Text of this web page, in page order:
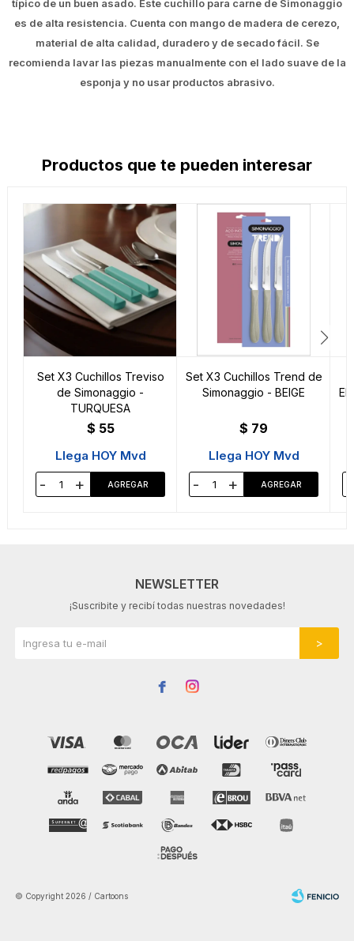
típico de un buen asado. Este cuchillo para carne de Simonaggio
es de alta resistencia. Cuenta con mango de madera de cerezo,
material de alta calidad, duradero y de secado fácil. Se
recomienda lavar las piezas manualmente con el lado suave de la
esponja y no usar productos abrasivo.
Productos que te pueden interesar
Set X3 Cuchillos Treviso
de Simonaggio -
TURQUESA
$ 55
Llega HOY Mvd
- +
Set X3 Cuchillos Trend de
Simonaggio - BEIGE
$ 79
Llega HOY Mvd
- +
NEWSLETTER
¡Suscribite y recibí todas nuestras novedades!
 
© Copyright 2026 / Cartoons